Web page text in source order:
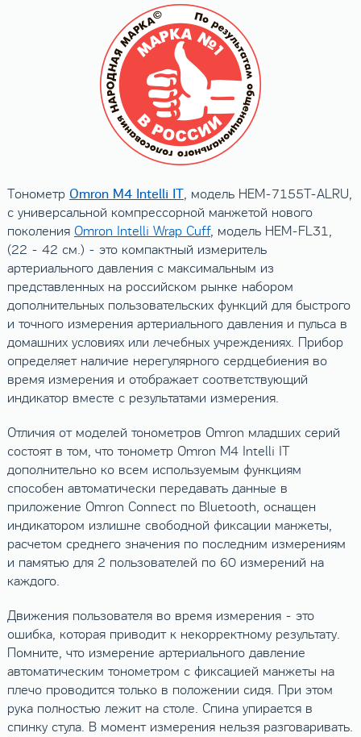
Тонометр Omron M4 Intelli IT, модель HEM-7155T-ALRU,
с универсальной компрессорной манжетой нового
поколения Omron Intelli Wrap Cuff, модель HEM-FL31,
(22 - 42 см.) - это компактный измеритель
артериального давления с максимальным из
представленных на российском рынке набором
дополнительных пользовательских функций для быстрого
и точного измерения артериального давления и пульса в
домашних условиях или лечебных учреждениях. Прибор
определяет наличие нерегулярного сердцебиения во
время измерения и отображает соответствующий
индикатор вместе с результатами измерения.
Отличия от моделей тонометров Omron младших серий
состоят в том, что тонометр Omron M4 Intelli IT
дополнительно ко всем используемым функциям
способен автоматически передавать данные в
приложение Omron Connect по Bluetooth, оснащен
индикатором излишне свободной фиксации манжеты,
расчетом среднего значения по последним измерениям
и памятью для 2 пользователей по 60 измерений на
каждого.
Движения пользователя во время измерения - это
ошибка, которая приводит к некорректному результату.
Помните, что измерение артериального давление
автоматическим тонометром с фиксацией манжеты на
плечо проводится только в положении сидя. При этом
рука полностью лежит на столе. Спина упирается в
спинку стула. В момент измерения нельзя разговаривать.